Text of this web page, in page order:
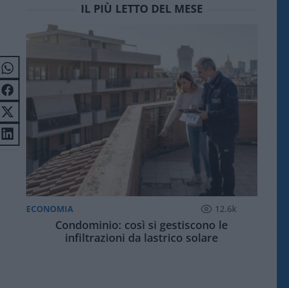
IL PIÙ LETTO DEL MESE
ECONOMIA 12.6k
Condominio: così si gestiscono le
infiltrazioni da lastrico solare